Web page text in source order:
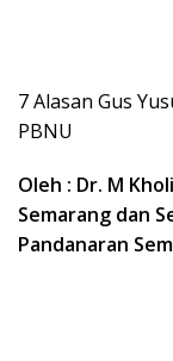
7 Alasan Gus
PBNU
Oleh : Dr. M
Semarang dan
Pandanaran